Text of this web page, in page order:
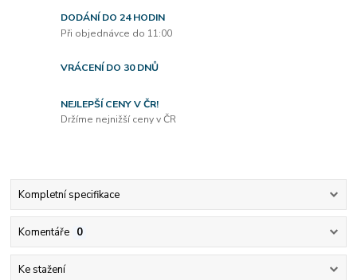
DODÁNÍ DO 24 HODIN
Při objednávce do 11:00
VRÁCENÍ DO 30 DNŮ
NEJLEPŠÍ CENY V ČR!
Držíme nejnižší ceny v ČR
Kompletní specifikace
Komentáře 0
Ke stažení